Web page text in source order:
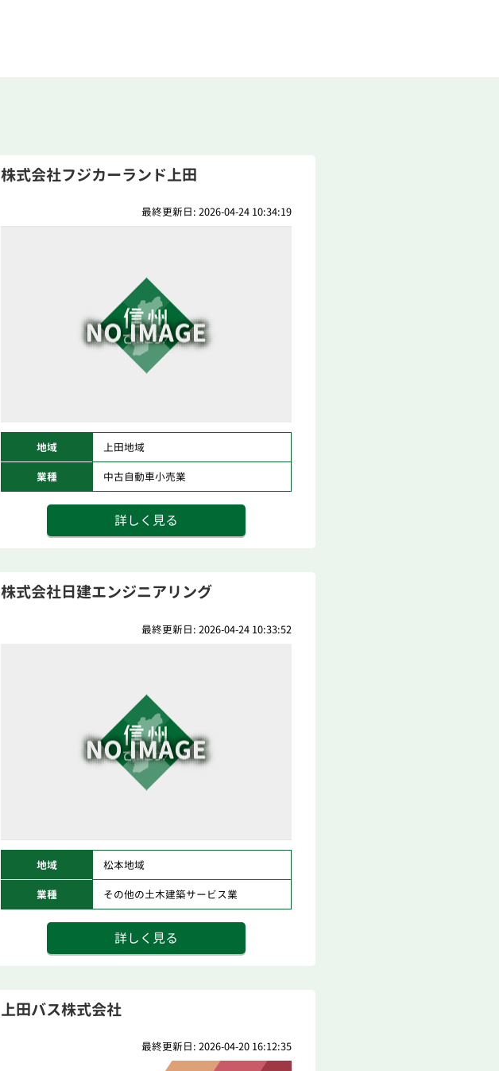
株式会社フジカーランド上田
最終更新日: 2026-04-24 10:34:19
地域 上田地域
業種 中古自動車小売業
詳しく見る
株式会社日建エンジニアリング
最終更新日: 2026-04-24 10:33:52
地域 松本地域
業種 その他の土木建築サービス業
詳しく見る
上田バス株式会社
最終更新日: 2026-04-20 16:12:35